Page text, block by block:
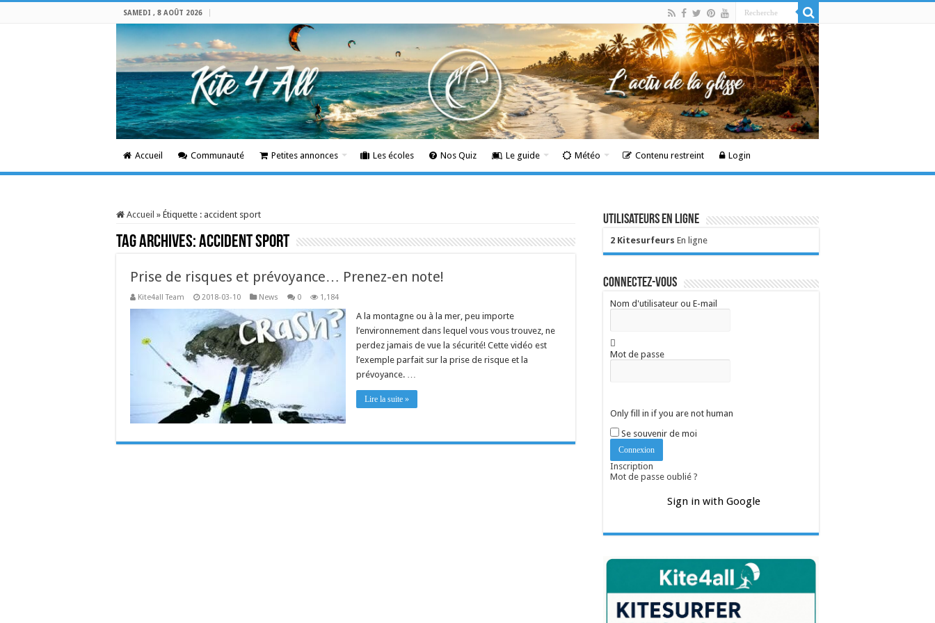
SAMEDI , 8 AOÛT 2026
Accueil Communauté Petites annonces Les écoles Nos Quiz Le guide Météo Contenu restreint Login
Accueil » Étiquette : accident sport
Tag Archives:accident sport
Prise de risques et prévoyance… Prenez-en note!
Kite4all Team 2018-03-10 News 0 1,184
A la montagne ou à la mer, peu importe
l’environnement dans lequel vous vous trouvez, ne
perdez jamais de vue la sécurité! Cette vidéo est
l’exemple parfait sur la prise de risque et la
prévoyance. …
Lire la suite »
Utilisateurs en ligne
2 Kitesurfeurs En ligne
Connectez-vous
Nom d'utilisateur ou E-mail
Mot de passe
Only fill in if you are not human
Se souvenir de moi
Inscription
Mot de passe oublié ?
Sign in with Google